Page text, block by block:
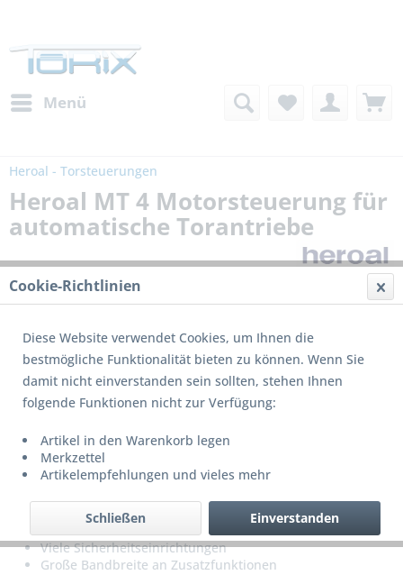
Menü
Heroal - Torsteuerungen
Heroal MT 4 Motorsteuerung für
automatische Torantriebe
Mit integriertem Funkempfänger
Viele Sicherheitseinrichtungen
Große Bandbreite an Zusatzfunktionen
Cookie-Richtlinien
Diese Website verwendet Cookies, um Ihnen die
bestmögliche Funktionalität bieten zu können. Wenn Sie
damit nicht einverstanden sein sollten, stehen Ihnen
folgende Funktionen nicht zur Verfügung:
Artikel in den Warenkorb legen
Merkzettel
Artikelempfehlungen und vieles mehr
Einverstanden
Schließen